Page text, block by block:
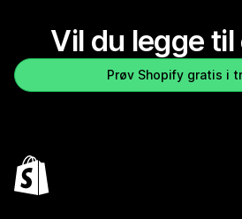
Vil du legge til
Prøv Shopify gratis i